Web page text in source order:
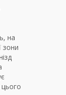
на
зони
цього